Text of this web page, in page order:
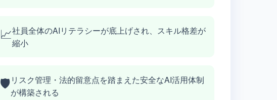
📈社員全体のAIリテラシーが底上げされ、スキル格差が
縮小
🛡️リスク管理・法的留意点を踏まえた安全なAI活用体制
が構築される